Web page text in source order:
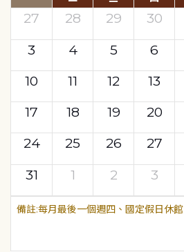
27 28 29 30
3
4 5 6
10
11 12 13
17
18 19 20
24
25 26 27
31
1 2 3
每月最後一個週四、國定假日休館